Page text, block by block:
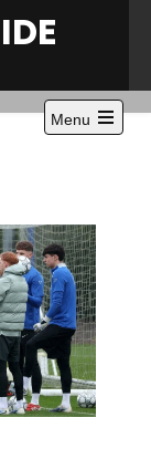
Menu